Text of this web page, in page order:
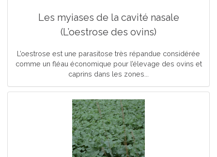
Les myiases de la cavité nasale
(L’oestrose des ovins)
L’oestrose est une parasitose très répandue considérée
comme un fléau économique pour l’élevage des ovins et
caprins dans les zones...